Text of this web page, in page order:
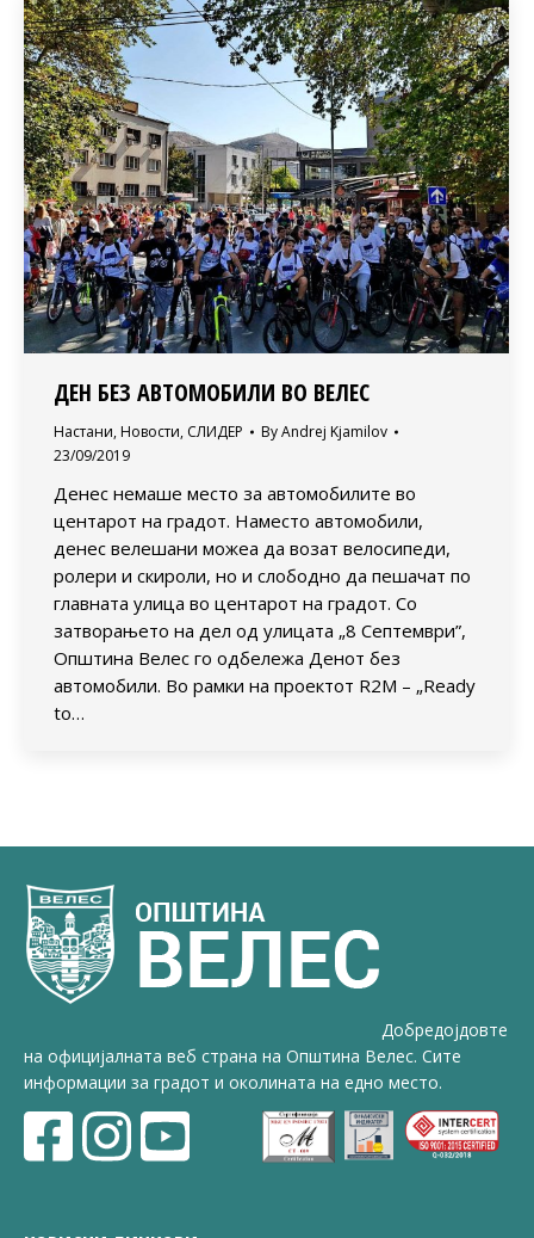
ДЕН БЕЗ АВТОМОБИЛИ ВО ВЕЛЕС
Настани, Новости, СЛИДЕР ByAndrej Kjamilov
23/09/2019
Денес немаше место за автомобилите во
центарот на градот. Наместо автомобили,
денес велешани можеа да возат велосипеди,
ролери и скироли, но и слободно да пешачат по
главната улица во центарот на градот. Со
затворањето на дел од улицата „8 Септември”,
Општина Велес го одбележа Денот без
автомобили. Во рамки на проектот R2M – „Ready
to…
Добредојдовте
на официјалната веб страна на Општина Велес. Сите
информации за градот и околината на едно место.